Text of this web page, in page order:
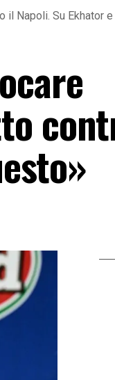
il Napoli. Su Ekhator